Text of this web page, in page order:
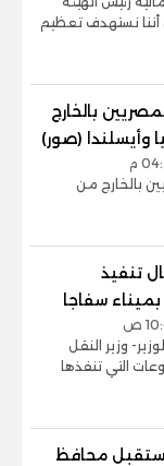
أننا نستهدف تعظيم
بالخارج
وأيسلندا (صور)
بالخارج من
تنفيذ
سفاجا
وزير النقل
التي تنفذها
يستقبل محافظ